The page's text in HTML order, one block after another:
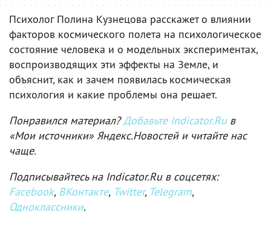
Психолог Полина Кузнецова расскажет о влиянии
факторов космического полета на психологическое
состояние человека и о модельных экспериментах,
воспроизводящих эти эффекты на Земле, и
объяснит, как и зачем появилась космическая
психология и какие проблемы она решает.
Понравился материал?Добавьте Indicator.Ruв
«Мои источники» Яндекс.Новостей и читайте нас
чаще.
Подписывайтесь на Indicator.Ru в соцсетях:
Facebook, ВКонтакте, Twitter, Telegram,
Одноклассники.